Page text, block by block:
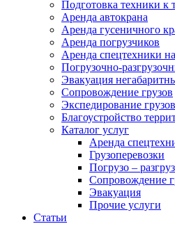
Подготовка техники к
Аренда автокрана
Аренда гусеничного
Аренда погрузчиков
Аренда спецтехники
Погрузочно-
Эвакуация
Сопровождение грузов
Экспедирование грузов
Благоустройство
Каталог услуг
Аренда
Грузоперевозки
Погрузо –
Сопровождение
Эвакуация
Прочие услуги
Статьи